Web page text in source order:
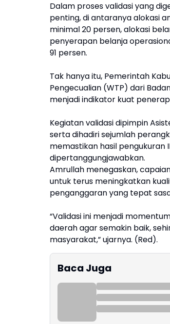
Dalam proses validasi yang
penting, di antaranya alokasi
minimal 20 persen, alokasi
penyerapan belanja
91 persen.
Tak hanya itu, Pemerintah
Pengecualian (WTP) dari
menjadi indikator kuat
Kegiatan validasi dipimpin
serta dihadiri sejumlah
memastikan hasil pengukuran
dipertanggungjawabkan.
Amrullah menegaskan,
untuk terus meningkatkan
penganggaran yang tepat
“Validasi ini menjadi
daerah agar semakin baik,
masyarakat,” ujarnya. (Red).
Baca Juga